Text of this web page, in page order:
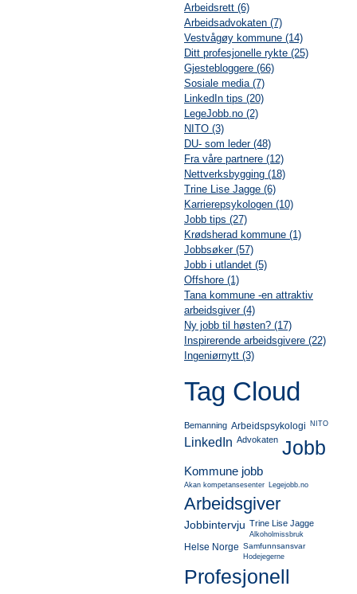
Arbeidsrett (6)
Arbeidsadvokaten (7)
Vestvågøy kommune (14)
Ditt profesjonelle rykte (25)
Gjestebloggere (66)
Sosiale media (7)
LinkedIn tips (20)
LegeJobb.no (2)
NITO (3)
DU- som leder (48)
Fra våre partnere (12)
Nettverksbygging (18)
Trine Lise Jagge (6)
Karrierepsykologen (10)
Jobb tips (27)
Krødsherad kommune (1)
Jobbsøker (57)
Jobb i utlandet (5)
Offshore (1)
Tana kommune -en attraktiv
arbeidsgiver (4)
Ny jobb til høsten? (17)
Inspirerende arbeidsgivere (22)
Ingeniørnytt (3)
Tag Cloud
Bemanning Arbeidspsykologi NITO
LinkedIn Advokaten Jobb
Kommune jobb
Akan kompetansesenter Legejobb.no
Arbeidsgiver
Jobbintervju Trine Lise Jagge
Alkoholmissbruk
Helse Norge Samfunnsansvar
Hodejegerne
Profesjonell